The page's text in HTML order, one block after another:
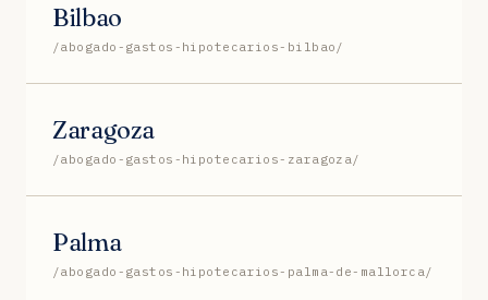
Bilbao
/abogado-gastos-hipotecarios-bilbao/
Zaragoza
/abogado-gastos-hipotecarios-zaragoza/
Palma
/abogado-gastos-hipotecarios-palma-de-mallorca/